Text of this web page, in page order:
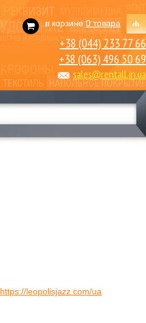
в корзине0 товара
+38 (044) 233 77 66
+38 (063) 496 50 69
sales@rentall.in.ua
https://leopolisjazz.com/ua